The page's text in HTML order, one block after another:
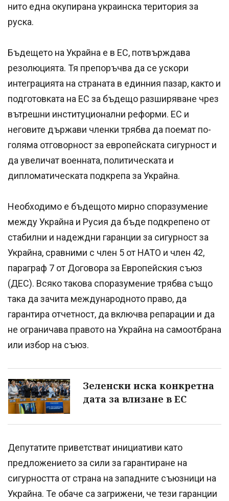
нито една окупирана украинска територия за
руска.
Бъдещето на Украйна е в ЕС, потвърждава
резолюцията. Тя препоръчва да се ускори
интеграцията на страната в единния пазар, както и
подготовката на ЕС за бъдещо разширяване чрез
вътрешни институционални реформи. ЕС и
неговите държави членки трябва да поемат по-
голяма отговорност за европейската сигурност и
да увеличат военната, политическата и
дипломатическата подкрепа за Украйна.
Необходимо е бъдещото мирно споразумение
между Украйна и Русия да бъде подкрепено от
стабилни и надеждни гаранции за сигурност за
Украйна, сравними с член 5 от НАТО и член 42,
параграф 7 от Договора за Европейския съюз
(ДЕС). Всяко такова споразумение трябва също
така да зачита международното право, да
гарантира отчетност, да включва репарации и да
не ограничава правото на Украйна на самоотбрана
или избор на съюз.
Зеленски иска конкретна
дата за влизане в ЕС
Депутатите приветстват инициативи като
предложението за сили за гарантиране на
сигурността от страна на западните съюзници на
Украйна. Те обаче са загрижени, че тези гаранции